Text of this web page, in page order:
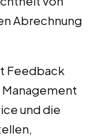
Abrechnung
Feedback
Management
und die